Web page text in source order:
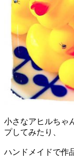
小さなアヒルちゃ
プしてみたり、
ハンドメイドで作